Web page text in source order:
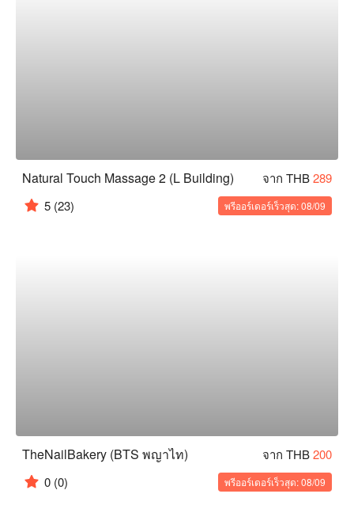
Natural Touch Massage 2 (L Building) จาก THB289
5 (23) พรีออร์เดอร์เร็วสุด: 08/09
TheNailBakery (BTS พญาไท) จาก THB200
0 (0) พรีออร์เดอร์เร็วสุด: 08/09